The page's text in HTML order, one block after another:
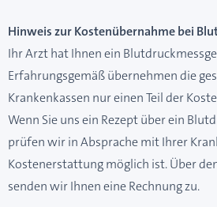
Hinweis zur Kostenübernahme bei
Ihr Arzt hat Ihnen ein
Erfahrungsgemäß übernehmen die
Krankenkassen nur einen Teil der
Wenn Sie uns ein Rezept über ein
prüfen wir in Absprache mit Ihrer
Kostenerstattung möglich ist. Über
senden wir Ihnen eine Rechnung zu.